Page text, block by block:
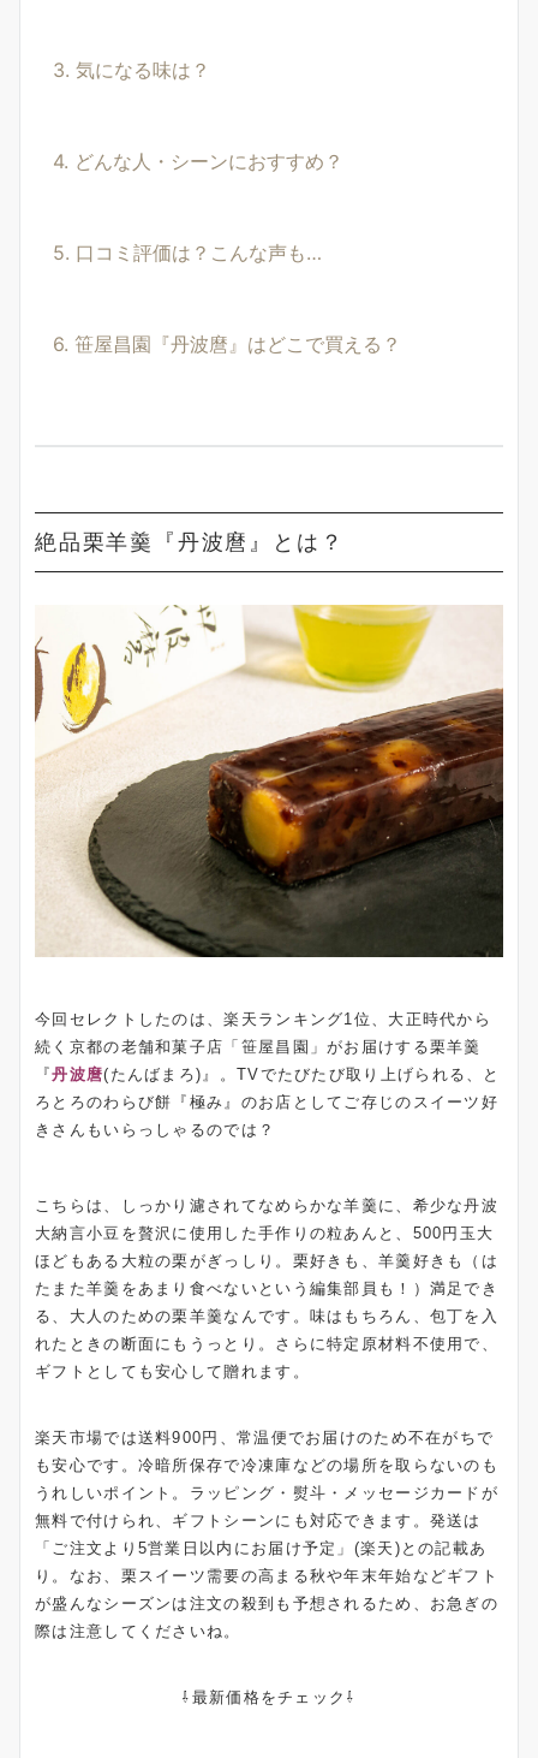
3. 気になる味は？
4. どんな人・シーンにおすすめ？
5. 口コミ評価は？こんな声も…
6. 笹屋昌園『丹波麿』はどこで買える？
絶品栗羊羹『丹波麿』とは？
今回セレクトしたのは、楽天ランキング1位、大正時代から
続く京都の老舗和菓子店「笹屋昌園」がお届けする栗羊羹
『丹波麿(たんばまろ)』。TVでたびたび取り上げられる、と
ろとろのわらび餅『極み』のお店としてご存じのスイーツ好
きさんもいらっしゃるのでは？
こちらは、しっかり濾されてなめらかな羊羹に、希少な丹波
大納言小豆を贅沢に使用した手作りの粒あんと、500円玉大
ほどもある大粒の栗がぎっしり。栗好きも、羊羹好きも（は
たまた羊羹をあまり食べないという編集部員も！）満足でき
る、大人のための栗羊羹なんです。味はもちろん、包丁を入
れたときの断面にもうっとり。さらに特定原材料不使用で、
ギフトとしても安心して贈れます。
楽天市場では送料900円、常温便でお届けのため不在がちで
も安心です。冷暗所保存で冷凍庫などの場所を取らないのも
うれしいポイント。ラッピング・熨斗・メッセージカードが
無料で付けられ、ギフトシーンにも対応できます。発送は
「ご注文より5営業日以内にお届け予定」(楽天)との記載あ
り。なお、栗スイーツ需要の高まる秋や年末年始などギフト
が盛んなシーズンは注文の殺到も予想されるため、お急ぎの
際は注意してくださいね。
⇩最新価格をチェック⇩